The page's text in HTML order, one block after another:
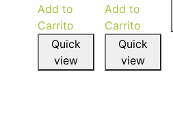
Add to
Carrito
Quick
view
Add to
Carrito
Quick
view